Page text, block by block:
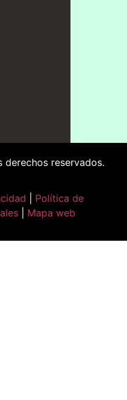
reservados.
Política de
Mapa web